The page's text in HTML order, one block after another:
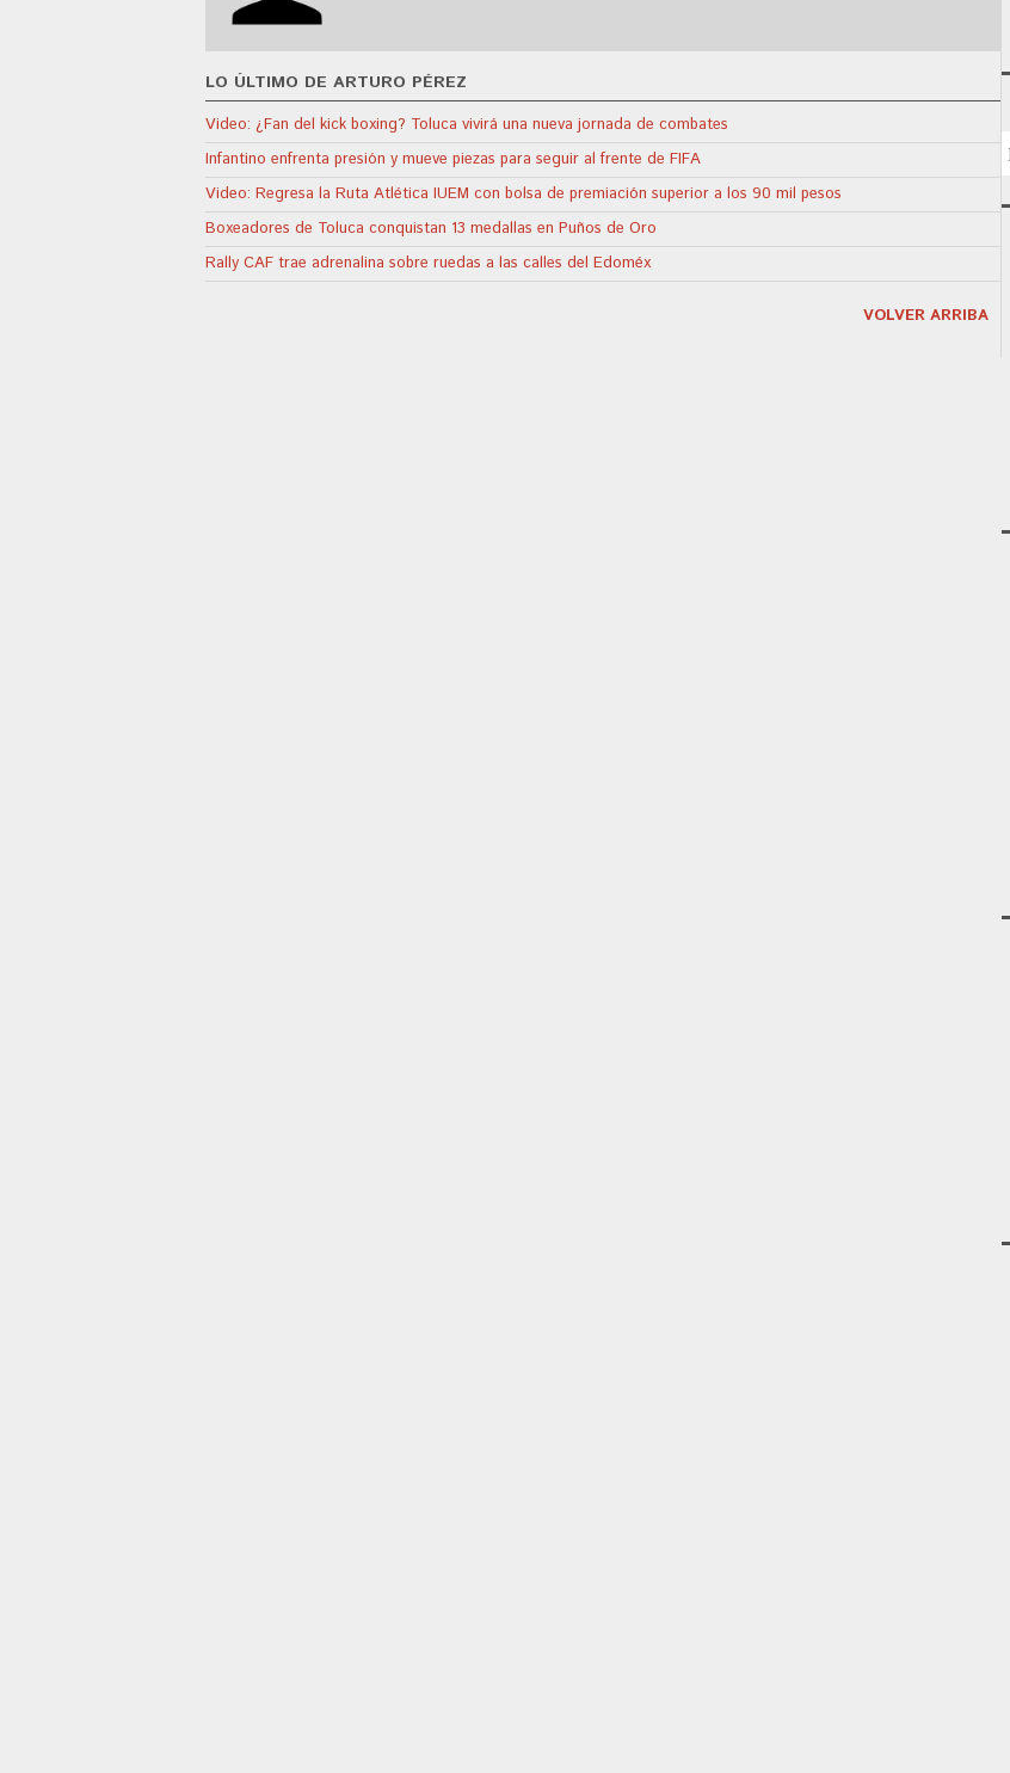
LO ÚLTIMO DE ARTURO PÉREZ
Video: ¿Fan del kick boxing? Toluca vivirá una nueva jornada de combates
Infantino enfrenta presión y mueve piezas para seguir al frente de FIFA
Video: Regresa la Ruta Atlética IUEM con bolsa de premiación superior a los 90 mil pesos
Boxeadores de Toluca conquistan 13 medallas en Puños de Oro
Rally CAF trae adrenalina sobre ruedas a las calles del Edoméx
VOLVER ARRIBA